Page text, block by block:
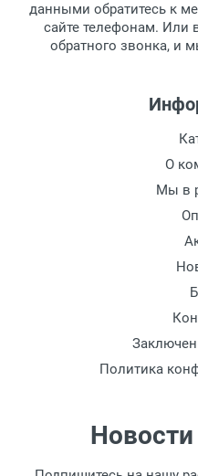
данными обратитесь к
сайте телефонам. Или
обратного звонка, и
О
Мы в
Политика